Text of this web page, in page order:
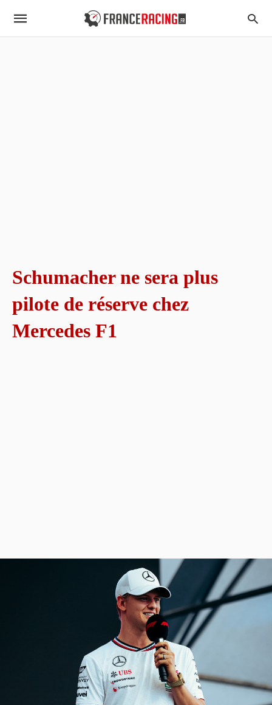
Schumacher ne sera plus
pilote de réserve chez
Mercedes F1